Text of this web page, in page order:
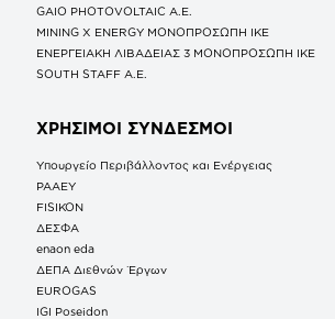
GAIO PHOTOVOLTAIC Α.Ε.
MINING X ENERGY ΜΟΝΟΠΡΟΣΩΠΗ ΙΚΕ
ΕΝΕΡΓΕΙΑΚΗ ΛΙΒΑΔΕΙΑΣ 3 ΜΟΝΟΠΡΟΣΩΠΗ ΙΚΕ
SOUTH STAFF Α.Ε.
ΧΡΗΣΙΜΟΙ ΣΥΝΔΕΣΜΟΙ
Υπουργείο Περιβάλλοντος και Ενέργειας
ΡΑΑΕΥ
FISIKON
ΔΕΣΦΑ
enaon eda
ΔΕΠΑ Διεθνών Έργων
EUROGAS
IGI Poseidon